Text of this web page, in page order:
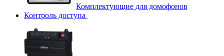
Комплектующие для домофонов
Контроль доступа